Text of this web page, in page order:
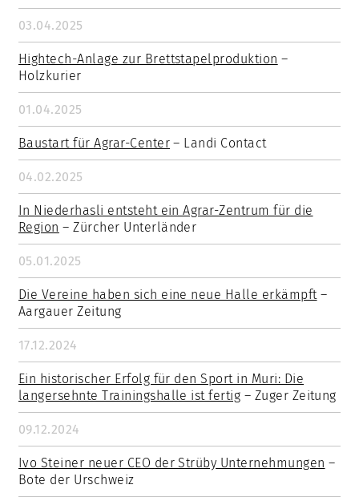
03.04.2025
Hightech-Anlage zur Brettstapelproduktion –
Holzkurier
01.04.2025
Baustart für Agrar-Center – Landi Contact
04.02.2025
In Niederhasli entsteht ein Agrar-Zentrum für die
Region – Zürcher Unterländer
05.01.2025
Die Vereine haben sich eine neue Halle erkämpft–
Aargauer Zeitung
17.12.2024
Ein historischer Erfolg für den Sport in Muri: Die
langersehnte Trainingshalle ist fertig – Zuger Zeitung
09.12.2024
Ivo Steiner neuer CEO der Strüby Unternehmungen –
Bote der Urschweiz